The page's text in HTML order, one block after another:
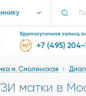
Круглосуточная запись
+7 (495)
м. Смоленская
матки в